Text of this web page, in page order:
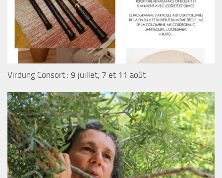
Virdung Consort : 9 juillet, 7 et 11 août